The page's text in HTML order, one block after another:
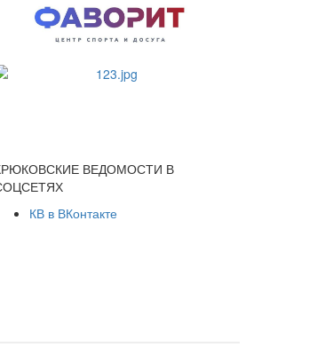
ВЕДОМОСТИ В
КВ в ВКонтакте